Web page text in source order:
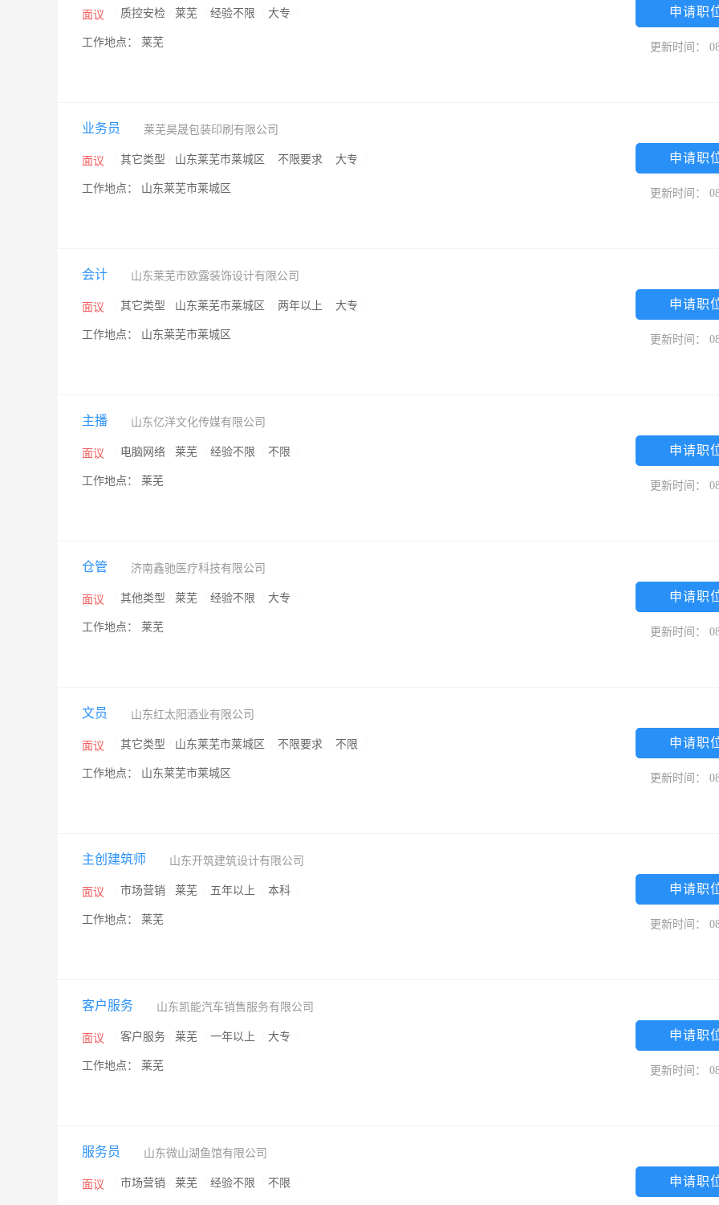
面议 质控安检 莱芜 经验不限 大专
工作地点： 莱芜
申请职
更新时间：
业务员 莱芜昊晟包装印刷有限公司
面议 其它类型 山东莱芜市莱城区 不限要求 大专
工作地点： 山东莱芜市莱城区
申请职
更新时间：
会计 山东莱芜市欧露装饰设计有限公司
面议 其它类型 山东莱芜市莱城区 两年以上 大专
工作地点： 山东莱芜市莱城区
申请职
更新时间：
主播 山东亿洋文化传媒有限公司
面议 电脑网络 莱芜 经验不限 不限
工作地点： 莱芜
申请职
更新时间：
仓管 济南鑫驰医疗科技有限公司
面议 其他类型 莱芜 经验不限 大专
工作地点： 莱芜
申请职
更新时间：
文员 山东红太阳酒业有限公司
面议 其它类型 山东莱芜市莱城区 不限要求 不限
工作地点： 山东莱芜市莱城区
申请职
更新时间：
主创建筑师 山东开筑建筑设计有限公司
面议 市场营销 莱芜 五年以上 本科
工作地点： 莱芜
申请职
更新时间：
客户服务 山东凯能汽车销售服务有限公司
面议 客户服务 莱芜 一年以上 大专
工作地点： 莱芜
申请职
更新时间：
服务员 山东微山湖鱼馆有限公司
面议 市场营销 莱芜 经验不限 不限 申请职